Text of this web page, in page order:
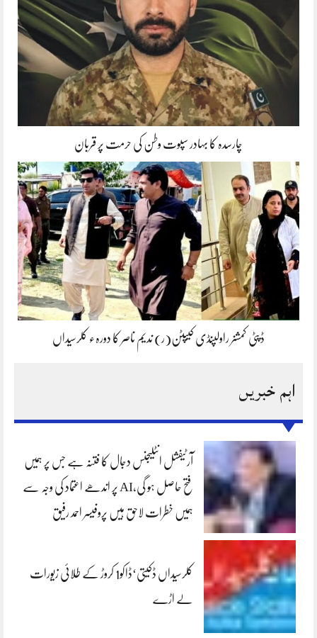
چارسدہ کا بہادر سپوت وطن کی حرمت پر قربان
ڈپٹی کمشنر راولپنڈی کیپٹن(ر) ندیم ناصر کا دورہء کلرسیداں
اہم خبریں
آرٹیفشل انٹلیجنس دجال کا فتنہ ہے جس پر ہمیں
فتح حاصل ہو گی،AI پر اندھے اعتماد کی وجہ سے
ہمیں خطرات لاحق ہیں پروفیسر احمد رفیق
کلرسیداں ڈکیتی‘ڈاکو1 کروڑ کے طلائی زیورات
لے اڑے